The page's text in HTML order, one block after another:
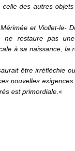
des autres objets
et Viollet-le-
ne restaure pas
à sa naissance, la
être irréfléchie
nouvelles
est primordiale.«